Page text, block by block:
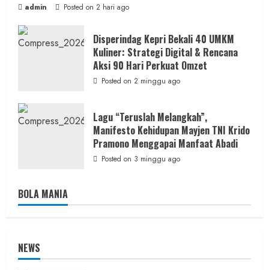
admin Posted on 2 hari ago
Disperindag Kepri Bekali 40 UMKM
Kuliner: Strategi Digital & Rencana
Aksi 90 Hari Perkuat Omzet
Posted on 2 minggu ago
Lagu “Teruslah Melangkah”,
Manifesto Kehidupan Mayjen TNI Krido
Pramono Menggapai Manfaat Abadi
Posted on 3 minggu ago
BOLA MANIA
NEWS